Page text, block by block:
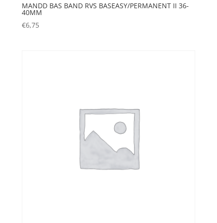
MANDD BAS BAND RVS BASEASY/PERMANENT II 36-
40MM
€6,75